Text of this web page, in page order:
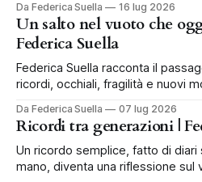
Da Federica Suella 16 lug 2026
Un salto nel vuoto che
Federica Suella
Federica Suella racconta il
ricordi, occhiali, fragilità e nuovi
Da Federica Suella 07 lug 2026
Ricordi tra generazioni |
Un ricordo semplice, fatto di
mano, diventa una riflessione sul